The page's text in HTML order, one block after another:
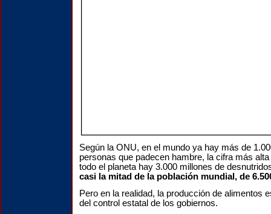
Según la ONU, en el mundo ya hay más de
personas que padecen hambre, la cifra más
todo el planeta hay 3.000 millones de
casi la mitad de la población mundial, de
Pero en la realidad, la producción de alimentos
del control estatal de los gobiernos.